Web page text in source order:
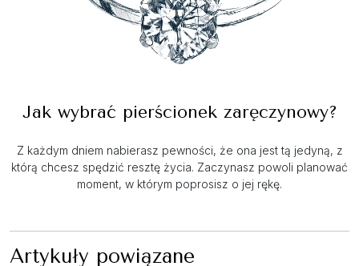
Jak wybrać pierścionek zaręczynowy?
Z każdym dniem nabierasz pewności, że ona jest tą jedyną, z
którą chcesz spędzić resztę życia. Zaczynasz powoli planować
moment, w którym poprosisz o jej rękę.
Artykuły powiązane